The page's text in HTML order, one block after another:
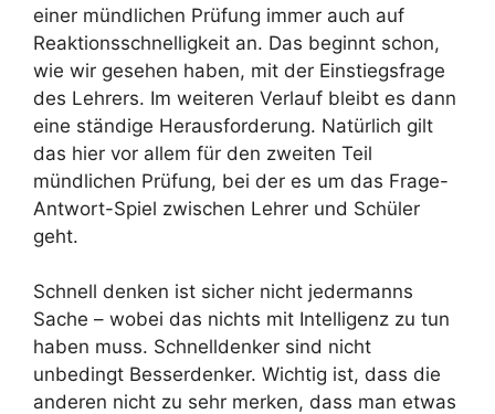
einer mündlichen Prüfung immer auch auf
Reaktionsschnelligkeit an. Das beginnt schon,
wie wir gesehen haben, mit der Einstiegsfrage
des Lehrers. Im weiteren Verlauf bleibt es dann
eine ständige Herausforderung. Natürlich gilt
das hier vor allem für den zweiten Teil
mündlichen Prüfung, bei der es um das Frage-
Antwort-Spiel zwischen Lehrer und Schüler
geht.
Schnell denken ist sicher nicht jedermanns
Sache – wobei das nichts mit Intelligenz zu tun
haben muss. Schnelldenker sind nicht
unbedingt Besserdenker. Wichtig ist, dass die
anderen nicht zu sehr merken, dass man etwas